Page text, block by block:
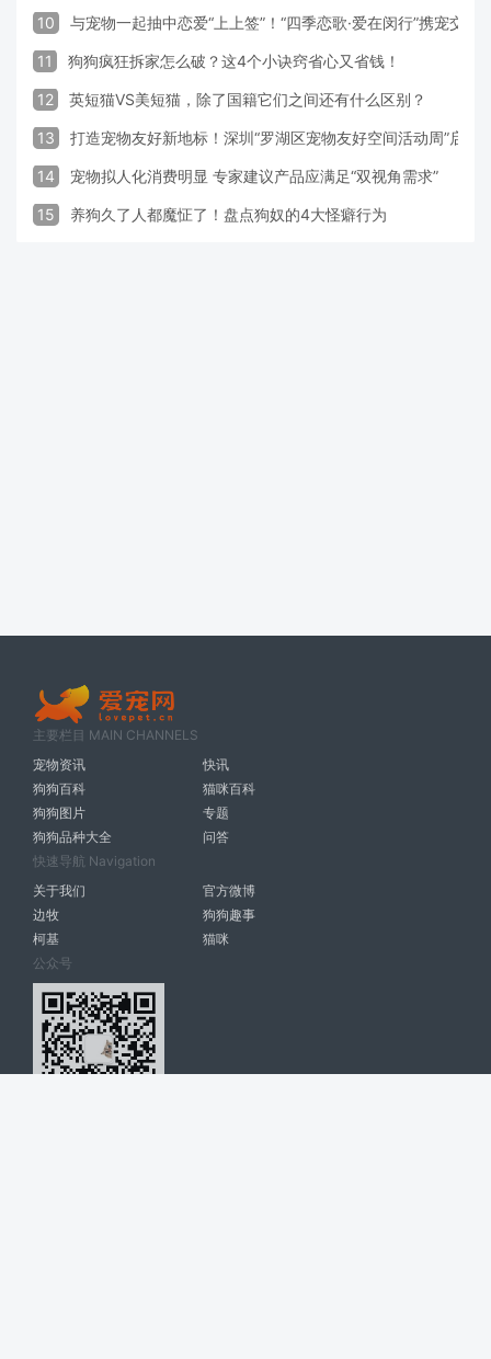
10 与宠物一起抽中恋爱“上上签”！“四季恋歌·爱在闵行”携宠交友
11 狗狗疯狂拆家怎么破？这4个小诀窍省心又省钱！
12 英短猫VS美短猫，除了国籍它们之间还有什么区别？
13 打造宠物友好新地标！深圳“罗湖区宠物友好空间活动周”启动
14 宠物拟人化消费明显 专家建议产品应满足“双视角需求”
15 养狗久了人都魔怔了！盘点狗奴的4大怪癖行为
主要栏目 MAIN CHANNELS
宠物资讯
快讯
狗狗百科
猫咪百科
狗狗图片
专题
狗狗品种大全
问答
快速导航 Navigation
关于我们
官方微博
边牧
狗狗趣事
柯基
猫咪
公众号